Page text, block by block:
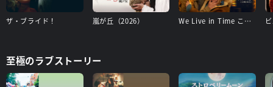
ザ・ブライド！ 嵐が丘（2026） We Live in Time この時を生きて
至極のラブストーリー